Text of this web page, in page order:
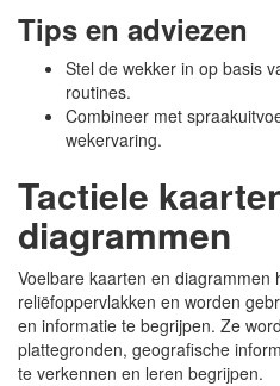
Tips en adviezen
Stel de wekker in op basis
routines.
Combineer met
wekervaring.
Tactiele
diagrammen
Voelbare kaarten en diagrammen
reliëfoppervlakken en worden
en informatie te begrijpen. Ze
plattegronden, geografische
te verkennen en leren begrijpen.